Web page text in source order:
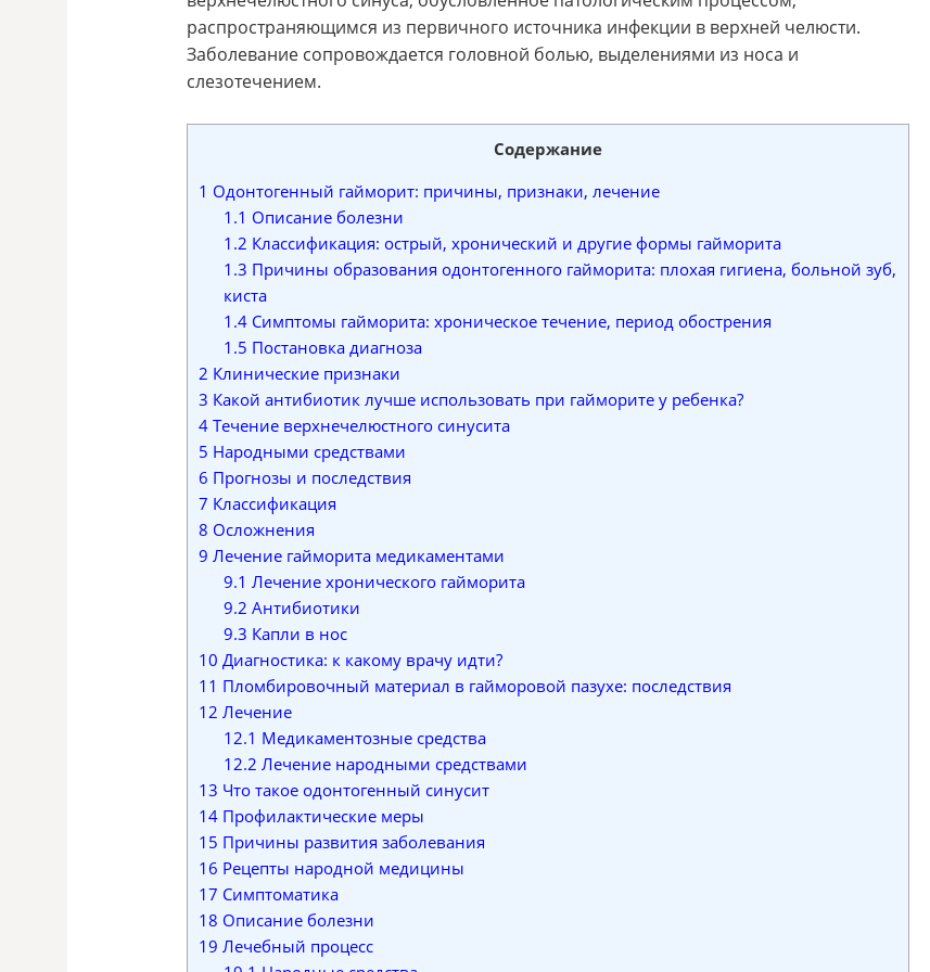
распространяющимся из первичного источника инфекции в верхней челюсти.
Заболевание сопровождается головной болью, выделениями из носа и
слезотечением.
Содержание
1 Одонтогенный гайморит: причины, признаки, лечение
1.1 Описание болезни
1.2 Классификация: острый, хронический и другие формы гайморита
1.3 Причины образования одонтогенного гайморита: плохая гигиена, больной зуб,
киста
1.4Симптомы гайморита: хроническое течение, период обострения
1.5 Постановка диагноза
2 Клинические признаки
3 Какой антибиотик лучше использовать при гайморите у ребенка?
4 Течение верхнечелюстного синусита
5 Народными средствами
6 Прогнозы и последствия
7 Классификация
8 Осложнения
9 Лечение гайморита медикаментами
9.1 Лечение хронического гайморита
9.2 Антибиотики
9.3 Капли в нос
10 Диагностика: к какому врачу идти?
11 Пломбировочный материал в гайморовой пазухе: последствия
12 Лечение
12.1 Медикаментозные средства
12.2 Лечение народными средствами
13 Что такое одонтогенный синусит
14 Профилактические меры
15 Причины развития заболевания
16 Рецепты народной медицины
17 Симптоматика
18 Описание болезни
19 Лечебный процесс